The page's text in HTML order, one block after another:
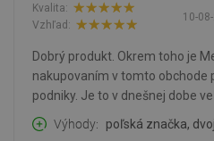
10-
Kvalita:
Vzhľad:
Dobrý produkt. Okrem toho je
nakupovaním v tomto obchode
podniky. Je to v dnešnej dobe
Výhody
poľská značka,